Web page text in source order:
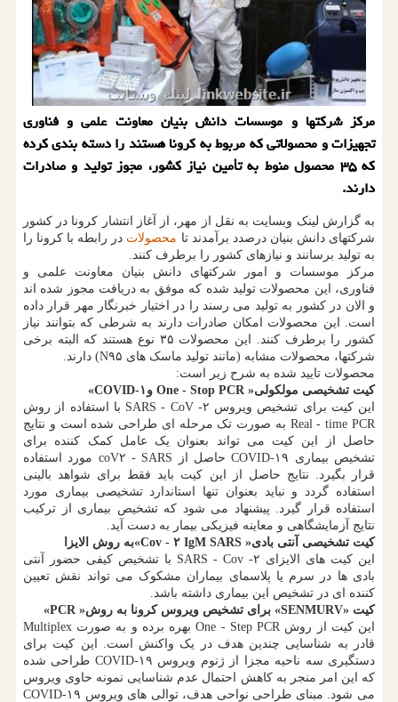
مركز شركتها و موسسات دانش بنیان معاونت علمی و فناوری
تجهیزات و محصولاتی كه مربوط به كرونا هستند را دسته بندی كرده
كه ۳۵ محصول منوط به تأمین نیاز كشور، مجوز تولید و صادرات
دارند.
به گزارش لینک وبسایت به نقل از مهر، از آغاز انتشار کرونا در کشور
شرکتهای دانش بنیان درصدد برآمدند تا محصولات در رابطه با کرونا را
به تولید برسانند و نیازهای کشور را برطرف کنند.
مرکز موسسات و امور شرکتهای دانش بنیان معاونت علمی و
فناوری، این محصولات تولید شده که موفق به دریافت مجوز شده اند
و الان در کشور به تولید می رسند را در اختیار خبرنگار مهر قرار داده
است. این محصولات امکان صادرات دارند به شرطی که بتوانند نیاز
کشور را برطرف کنند. این محصولات ۳۵ نوع هستند که البته برخی
شرکتها، محصولات مشابه (مانند تولید ماسک های N۹۵) دارند.
محصولات تایید شده به شرح زیر است:
کیت تشخیصی مولکولی« One - Stop PCR و۱-COVID»
این کیت برای تشخیص ویروس ۲- SARS - CoV با استفاده از روش
Real - time PCR به صورت تک مرحله ای طراحی شده است و نتایج
حاصل از این کیت می تواند بعنوان یک عامل کمک کننده برای
تشخیص بیماری ۱۹-COVID حاصل از coV۲ - SARS مورد استفاده
قرار بگیرد. نتایج حاصل از این کیت باید فقط برای شواهد بالینی
استفاده گردد و نباید بعنوان تنها استاندارد تشخیصی بیماری مورد
استفاده قرار گیرد. پیشنهاد می شود که تشخیص بیماری از ترکیب
نتایج آزمایشگاهی و معاینه فیزیکی بیمار به دست آید.
کیت تشخیصی آنتی بادی« Cov - ۲ IgM SARS»به روش الایزا
این کیت های الایزای ۲- SARS - Cov با تشخیص کیفی حضور آنتی
بادی ها در سرم یا پلاسمای بیماران مشکوک می تواند نقش تعیین
کننده ای در تشخیص این بیماری داشته باشد.
کیت «SENMURV» برای تشخیص ویروس کرونا به روش« PCR»
این کیت از روش One - Step PCR بهره برده و به صورت Multiplex
قادر به شناسایی چندین هدف در یک واکنش است. این کیت برای
دستگیری سه ناحیه مجزا از ژنوم ویروس ۱۹-COVID طراحی شده
که این امر منجر به کاهش احتمال عدم شناسایی نمونه حاوی ویروس
می شود. مبنای طراحی نواحی هدف، توالی های ویروس ۱۹-COVID